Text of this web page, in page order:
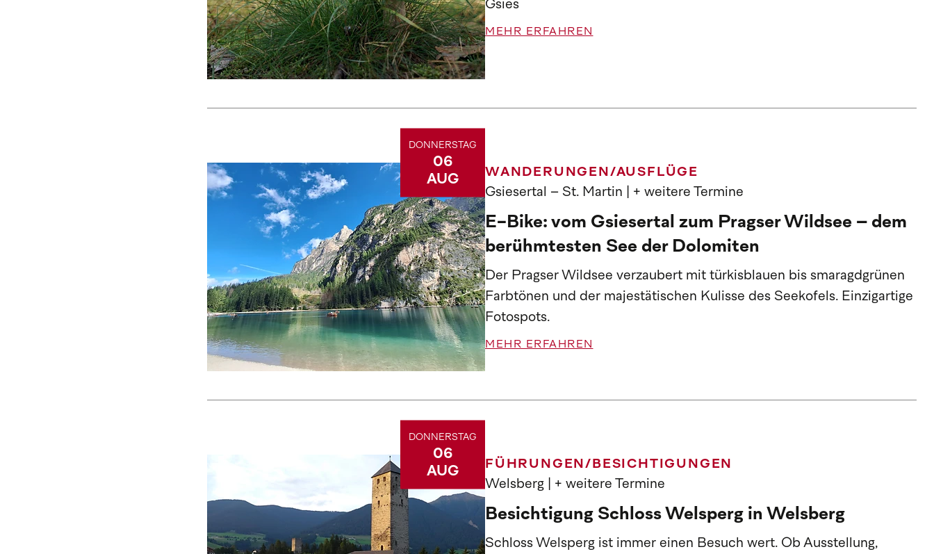
Gsies
MEHR ERFAHREN
DONNERSTAG
06
AUG
WANDERUNGEN/AUSFLÜGE
Gsiesertal – St. Martin
| + weitere Termine
E-Bike: vom Gsiesertal zum Pragser Wildsee – dem
berühmtesten See der Dolomiten
Der Pragser Wildsee verzaubert mit türkisblauen bis smaragdgrünen
Farbtönen und der majestätischen Kulisse des Seekofels. Einzigartige
Fotospots.
MEHR ERFAHREN
DONNERSTAG
06
AUG
FÜHRUNGEN/BESICHTIGUNGEN
Welsberg
| + weitere Termine
Besichtigung Schloss Welsperg in Welsberg
Schloss Welsperg ist immer einen Besuch wert. Ob Ausstellung,